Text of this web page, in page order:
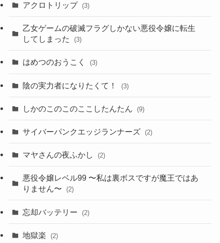
アクロトリップ (3)
乙女ゲームの破滅フラグしかない悪役令嬢に転生
してしまった
(3)
はめつのおうこく (3)
陰の実力者になりたくて！ (3)
しかのこのこのここしたんたん (9)
サイバーパンクエッジランナーズ (2)
マヤさんの夜ふかし (2)
悪役令嬢レベル99 〜私は裏ボスですが魔王ではあ
りません〜
(2)
忘却バッテリー (2)
地獄楽 (2)